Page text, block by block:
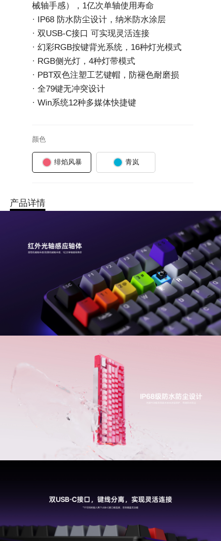
械轴手感），1亿次单轴使用寿命
· IP68 防水防尘设计，纳米防水涂层
· 双USB-C接口 可实现灵活连接
· 幻彩RGB按键背光系统，16种灯光模式
· RGB侧光灯，4种灯带模式
· PBT双色注塑工艺键帽，防褪色耐磨损
· 全79键无冲突设计
· Win系统12种多媒体快捷键
颜色
绯焰风暴 青岚
产品详情